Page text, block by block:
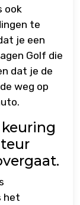
ook
te
je een
Golf die
dat je de
weg op
het